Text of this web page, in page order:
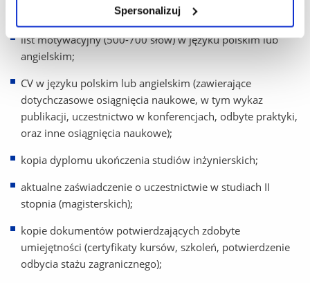
Spersonalizuj
list motywacyjny (500-700 słów) w języku polskim lub
angielskim;
CV w języku polskim lub angielskim (zawierające
dotychczasowe osiągnięcia naukowe, w tym wykaz
publikacji, uczestnictwo w konferencjach, odbyte praktyki,
oraz inne osiągnięcia naukowe);
kopia dyplomu ukończenia studiów inżynierskich;
aktualne zaświadczenie o uczestnictwie w studiach II
stopnia (magisterskich);
kopie dokumentów potwierdzających zdobyte
umiejętności (certyfikaty kursów, szkoleń, potwierdzenie
odbycia stażu zagranicznego);